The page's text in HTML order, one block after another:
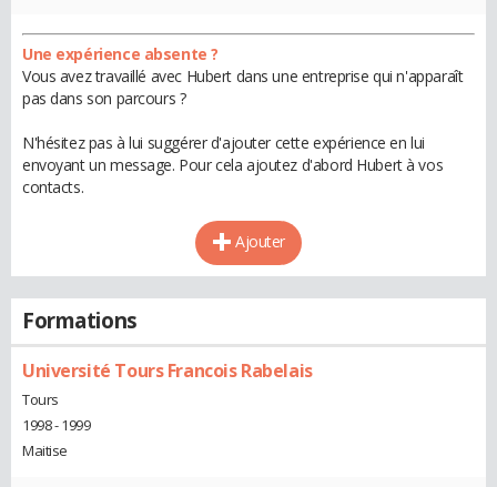
Une expérience absente ?
Vous avez travaillé avec Hubert dans une entreprise qui n'apparaît
pas dans son parcours ?
N'hésitez pas à lui suggérer d'ajouter cette expérience en lui
envoyant un message. Pour cela ajoutez d'abord Hubert à vos
contacts.
Ajouter
Formations
Université Tours Francois Rabelais
Tours
1998 - 1999
Maitise